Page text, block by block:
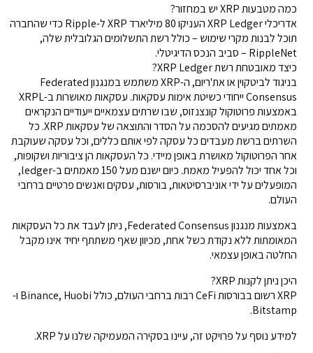
כמה מטבעות XRP יש במחזור?
אדריכלי XRP Ledger העניקו 80 מיליארד XRP ל-Ripple כדי שהחברה
תוכל לבנות מקרי שימוש – כולל רשת התשלומים הגלובלית שלה,
RippleNet – סביב הנכס הדיגיטלי.
כיצד מאובטחת רשת XRP Ledger?
בניגוד לביטקוין או את'ריום, ה-XRP משתמש במנגנון Federated
Consensus ייחודי כשיטת אימות עסקאות. עסקאות מאושרות ב-XRPL
באמצעות פרוטוקול קונצנזוס, שבו שרתים עצמאיים ייעודיים הנקראים
מאמתים מגיעים להסכמה על הסדר והתוצאה של עסקאות XRP. כל
השרתים ברשת מעבדים כל עסקה לפי אותם כללים, וכל עסקה שעוקבת
אחר הפרוטוקול מאושרת באופן מיידי. כל העסקאות הן ציבוריות ושקופות,
וכל אחד יכול להפעיל מאמת. כיום ישנם מעל 150 מאמתים ב-ledger,
המופעלים על ידי אוניברסיטאות, בורסות, עסקים ואנשים פרטיים ברחבי
העולם.
באמצעות מנגנון Federated Consensus, ניתן לעבד את כל העסקאות
המאומתות ללא נקודת כשל אחת, מכיוון שאף משתתף יחיד אינו מקבל
החלטה באופן עצמאי.
היכן ניתן לקנות XRP?
XRP רשום בבורסות CeFi רבות ברחבי העולם, כולל Binance, Huobi ו-
Bitstamp.
למידע נוסף על פרויקט זה, עיינו בסקירה המעמיקה שלנו על XRP.